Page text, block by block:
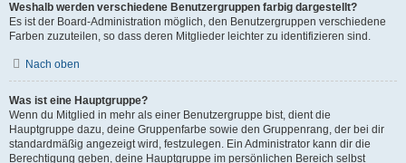
Weshalb werden verschiedene Benutzergruppen farbig dargestellt?
Es ist der Board-Administration möglich, den Benutzergruppen verschiedene
Farben zuzuteilen, so dass deren Mitglieder leichter zu identifizieren sind.
Nach oben
Was ist eine Hauptgruppe?
Wenn du Mitglied in mehr als einer Benutzergruppe bist, dient die
Hauptgruppe dazu, deine Gruppenfarbe sowie den Gruppenrang, der bei dir
standardmäßig angezeigt wird, festzulegen. Ein Administrator kann dir die
Berechtigung geben, deine Hauptgruppe im persönlichen Bereich selbst